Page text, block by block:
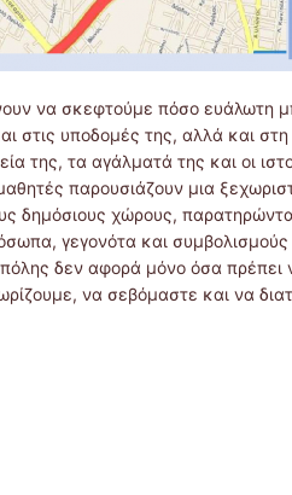
να σκεφτούμε πόσο ευάλωτη
στις υποδομές της, αλλά και στη
της, τα αγάλματά της και οι
παρουσιάζουν μια
δημόσιους χώρους,
γεγονότα και
δεν αφορά μόνο όσα
να σεβόμαστε και να